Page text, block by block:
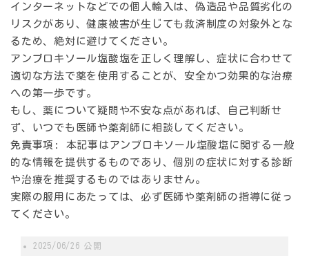
インターネットなどでの個人輸入は、偽造品や品質劣化の
リスクがあり、健康被害が生じても救済制度の対象外とな
るため、絶対に避けてください。
アンブロキソール塩酸塩を正しく理解し、症状に合わせて
適切な方法で薬を使用することが、安全かつ効果的な治療
への第一歩です。
もし、薬について疑問や不安な点があれば、自己判断せ
ず、いつでも医師や薬剤師に相談してください。
免責事項:
本記事はアンブロキソール塩酸塩に関する一般
的な情報を提供するものであり、個別の症状に対する診断
や治療を推奨するものではありません。
実際の服用にあたっては、必ず医師や薬剤師の指導に従っ
てください。
2025/06/26 公開